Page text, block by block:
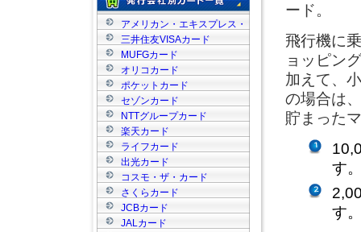
ード。
飛行機に
ョッピン
加えて、
の場合は、
貯まった
す
す
アメリカン・エキスプレス・
カード
三井住友VISAカード
MUFGカード
オリコカード
ポケットカード
セゾンカード
NTTグループカード
楽天カード
ライフカード
出光カード
コスモ・ザ・カード
さくらカード
JCBカード
JALカード